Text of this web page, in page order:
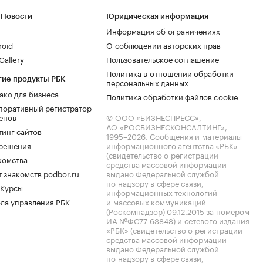
продукты РБК
для бизнеса
регистратор
сайтов
знакомств podbor.ru
управления РБК
Юридическая информация
Информация об ограничениях
О соблюдении авторских прав
Пользовательское соглашение
Политика в отношении обработки
персональных данных
Политика обработки файлов cookie
© ООО «БИЗНЕСПРЕСС»,
АО «РОСБИЗНЕСКОНСАЛТИНГ»,
1995–2026. Сообщения и материалы
информационного агентства «РБК»
(свидетельство о регистрации
средства массовой информации
выдано Федеральной службой
по надзору в сфере связи,
информационных технологий
и массовых коммуникаций
(Роскомнадзор) 09.12.2015 за номером
ИА №ФС77-63848) и сетевого издания
«РБК» (свидетельство о регистрации
средства массовой информации
выдано Федеральной службой
по надзору в сфере связи,